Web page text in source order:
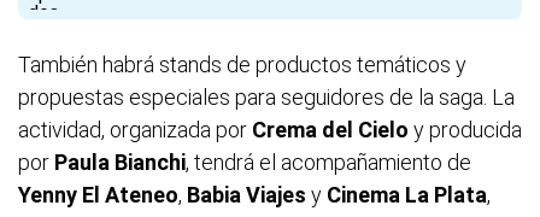
También habrá stands de productos temáticos y
propuestas especiales para seguidores de la saga. La
actividad, organizada por Crema del Cielo y producida
por Paula Bianchi, tendrá el acompañamiento de
Yenny El Ateneo, Babia Viajes y Cinema La Plata,